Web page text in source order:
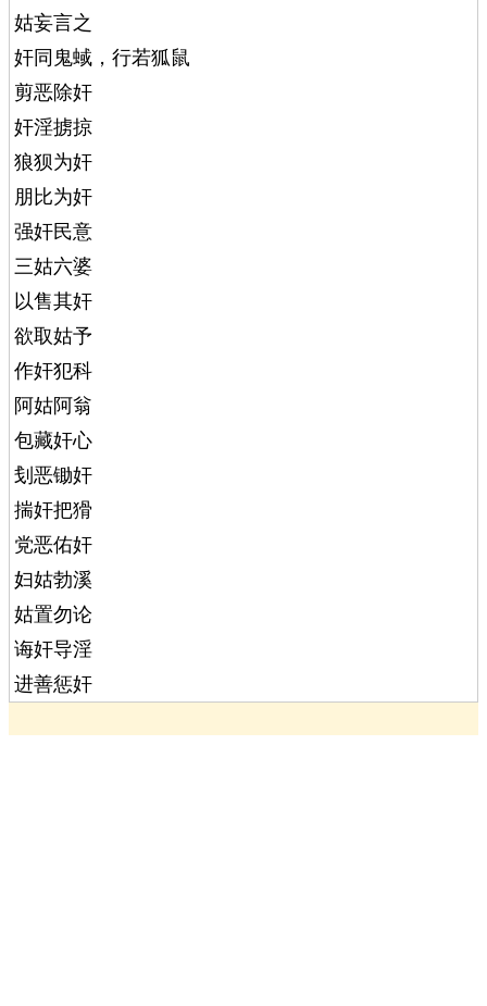
姑妄言之
奸同鬼蜮，行若狐鼠
剪恶除奸
奸淫掳掠
狼狈为奸
朋比为奸
强奸民意
三姑六婆
以售其奸
欲取姑予
作奸犯科
阿姑阿翁
包藏奸心
刬恶锄奸
揣奸把猾
党恶佑奸
妇姑勃溪
姑置勿论
诲奸导淫
进善惩奸